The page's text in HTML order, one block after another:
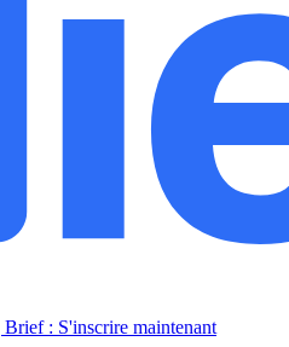
: S'inscrire maintenant